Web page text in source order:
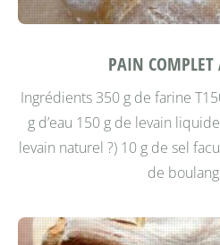
PAIN
Ingrédients 350 g de farine
g d’eau 150 g de levain
levain naturel ?) 10 g de sel
de